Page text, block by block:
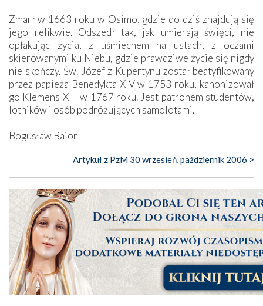
Zmarł w 1663 roku w Osimo, gdzie do dziś znajdują się
jego relikwie. Odszedł tak, jak umierają święci, nie
opłakując życia, z uśmiechem na ustach, z oczami
skierowanymi ku Niebu, gdzie prawdziwe życie się nigdy
nie skończy. Św. Józef z Kupertynu został beatyfikowany
przez papieża Benedykta XIV w 1753 roku, kanonizował
go Klemens XIII w 1767 roku. Jest patronem studentów,
lotników i osób podróżujących samolotami.
Bogusław Bajor
Artykuł z PzM 30 wrzesień, pażdziernik 2006 >